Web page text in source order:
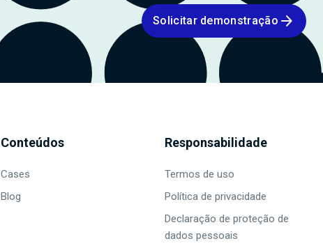
Solicitar demonstração arrow_forward
Conteúdos
Cases
Blog
Responsabilidade
Termos de uso
Política de privacidade
Declaração de proteção de
dados pessoais